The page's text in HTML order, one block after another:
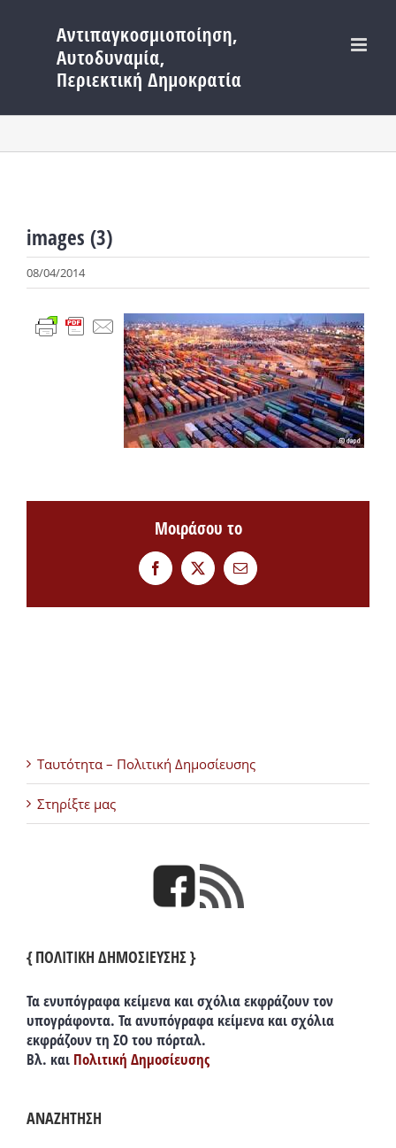
περιεχόμενο
images (3)
08/04/2014
Μοιράσου το
FacebookTwitterEmail
Ταυτότητα – Πολιτική Δημοσίευσης
Στηρίξτε μας
{ ΠΟΛΙΤΙΚΗ ΔΗΜΟΣΙΕΥΣΗΣ }
Τα ενυπόγραφα κείμενα και σχόλια εκφράζουν τον
υπογράφοντα. Τα ανυπόγραφα κείμενα και σχόλια
εκφράζουν τη ΣΟ του πόρταλ.
Βλ. και Πολιτική Δημοσίευσης
ΑΝΑΖΗΤΗΣΗ